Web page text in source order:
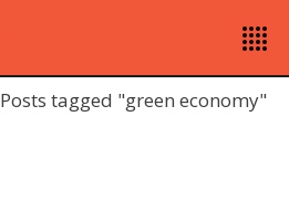
Posts tagged "green economy"